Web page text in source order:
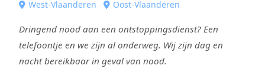
West-Vlaanderen
Oost-Vlaanderen
Dringend nood aan een ontstoppingsdienst? Een
telefoontje en we zijn al onderweg. Wij zijn dag en
nacht bereikbaar in geval van nood.